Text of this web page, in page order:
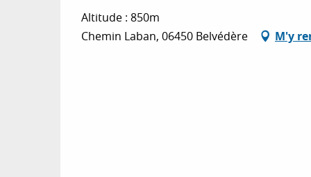
Altitude : 850m
Chemin Laban, 06450 Belvédère
M'y